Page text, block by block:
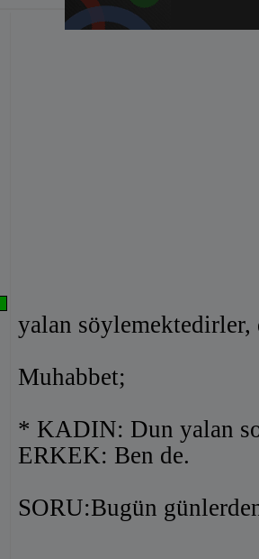
yalan
Muhabbet;
* KADIN: Dun yalan
ERKEK: Ben de.
SORU:Bugün